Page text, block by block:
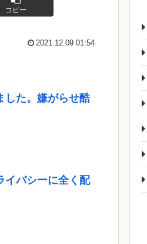
コピー
2021.12.09 01:54
した。嫌がらせ酷
イバシーに全く配